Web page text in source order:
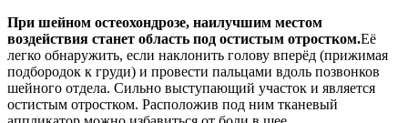
При шейном остеохондрозе, наилучшим местом
воздействия станет область под остистым отростком.Её
легко обнаружить, если наклонить голову вперёд (прижимая
подбородок к груди) и провести пальцами вдоль позвонков
шейного отдела. Сильно выступающий участок и является
остистым отростком. Расположив под ним тканевый